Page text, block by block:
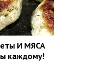
И МЯСА
каждому!